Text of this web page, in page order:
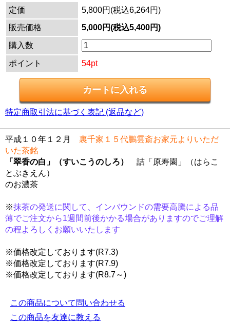
定価
5,800円(税込6,264円)
販売価格
5,000円(税込5,400円)
購入数
ポイント 54pt
特定商取引法に基づく表記 (返品など)
平成１０年１２月 裏千家１５代鵬雲斎お家元よりいただ
いた茶銘
「翠香の白」（すいこうのしろ）
詰「原寿園」（はらこ
とぶきえん）
のお濃茶
※抹茶の発送に関して、インバウンドの需要高騰による品
薄でご注文から1週間前後かかる場合がありますのでご理解
の程よろしくお願いいたします
※価格改定しております(R7.3)
※価格改定しております(R7.9)
※価格改定しております(R8.7～)
この商品について問い合わせる
この商品を友達に教える